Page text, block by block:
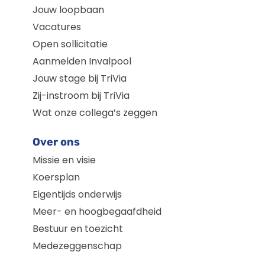
Jouw loopbaan
Vacatures
Open sollicitatie
Aanmelden Invalpool
Jouw stage bij TriVia
Zij-instroom bij TriVia
Wat onze collega’s zeggen
Over ons
Missie en visie
Koersplan
Eigentijds onderwijs
Meer- en hoogbegaafdheid
Bestuur en toezicht
Medezeggenschap